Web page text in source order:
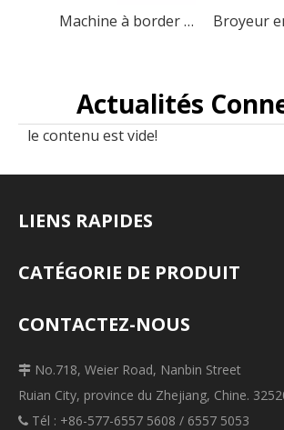
Machine à border les tasses HFJB
Actualités
le contenu est vide!
LIENS RAPIDES
CATÉGORIE DE PRODUIT
CONTACTEZ-NOUS
 No.718, Weier Road, Nanbin Street
Ruian City, province du Zhejiang, Chine.
 Tél : +86-577-6557 5608 / 6557 5053